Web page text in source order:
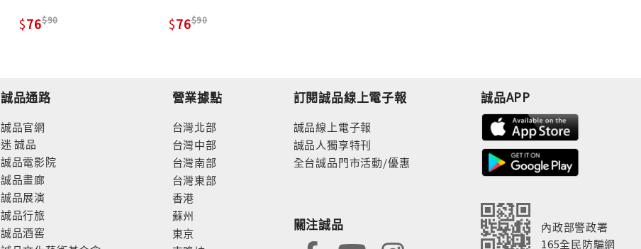
76 90 76 90
誠品通路
誠品官網
迷 誠品
誠品電影院
誠品畫廊
誠品展演
誠品行旅
誠品酒窖
營業據點
台灣北部
台灣中部
台灣南部
台灣東部
香港
蘇州
東京
訂閱誠品線上電子報
誠品線上電子報
誠品人獨享特刊
全台誠品門市活動/優惠
關注誠品
誠品APP
內政部警政署
165全民防騙網